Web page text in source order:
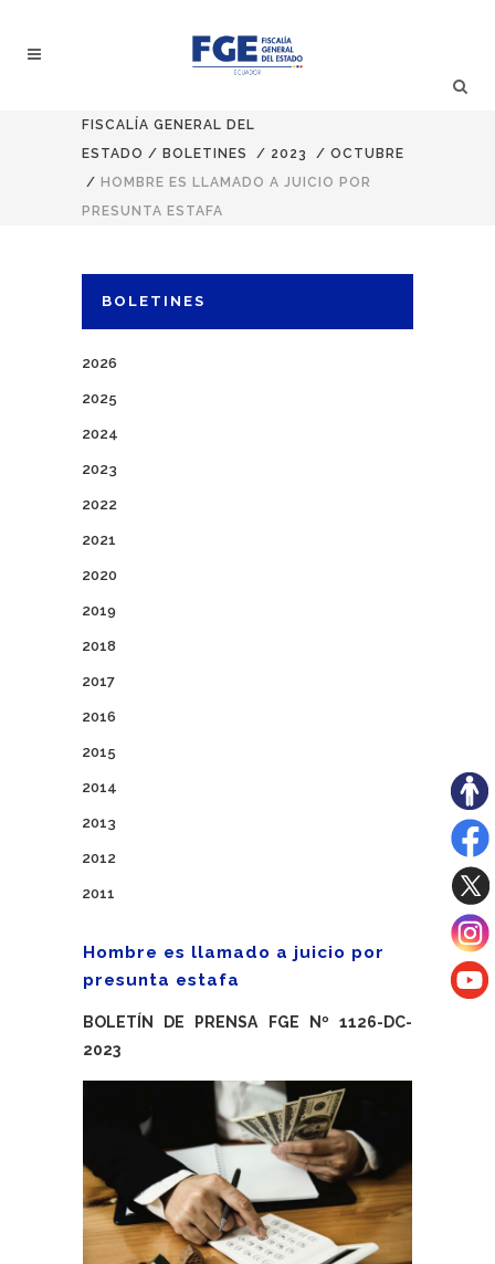
FISCALÍA GENERAL DEL
ESTADO / BOLETINES / 2023 / OCTUBRE
/ HOMBRE ES LLAMADO A JUICIO POR
PRESUNTA ESTAFA
BOLETINES
2026
2025
2024
2023
2022
2021
2020
2019
2018
2017
2016
2015
2014
2013
2012
2011
Hombre es llamado a juicio por
presunta estafa
BOLETÍN DE PRENSA FGE Nº 1126-DC-
2023